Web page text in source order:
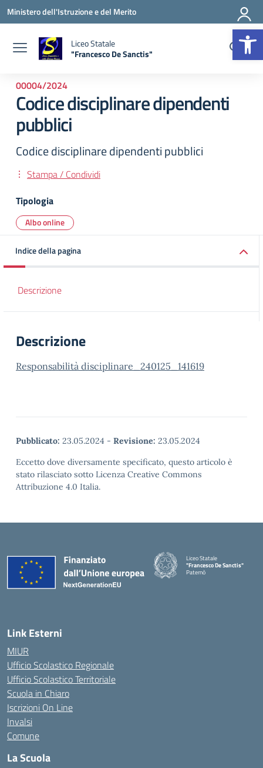
Vai ai contenuti
Vai al menu di navigazione
Vai al footer
Ministero dell'Istruzione e del Merito
Liceo Statale
"Francesco De Sanctis"
00004/2024
Codice disciplinare dipendenti
pubblici
Codice disciplinare dipendenti pubblici
Stampa / Condividi
Tipologia
Albo online
Indice della pagina
Descrizione
Descrizione
Responsabilità disciplinare_240125_141619
Pubblicato: 23.05.2024 - Revisione: 23.05.2024
Eccetto dove diversamente specificato, questo articolo è
stato rilasciato sotto Licenza Creative Commons
Attribuzione 4.0 Italia.
Liceo Statale
"Francesco De Sanctis"
Paternò
Link Esterni
MIUR
Ufficio Scolastico Regionale
Ufficio Scolastico Territoriale
Scuola in Chiaro
Iscrizioni On Line
Invalsi
Comune
La Scuola